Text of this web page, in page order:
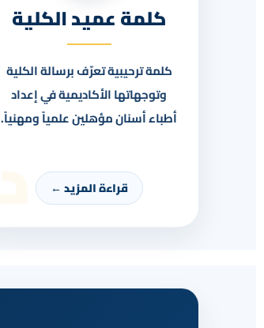
كلمة عميد الكلية
كلمة ترحيبية تعرّف برسالة الكلية
وتوجهاتها الأكاديمية في إعداد
أطباء أسنان مؤهلين علمياً ومهنياً.
قراءة المزيد ←